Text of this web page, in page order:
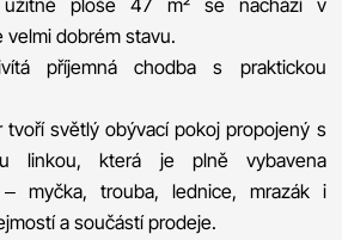
dobrém stavu.
příjemná chodba s praktickou
tvoří světlý obývací pokoj propojený s
linkou, která je plně vybavena
– myčka, trouba, lednice, mrazák i
a součástí prodeje.